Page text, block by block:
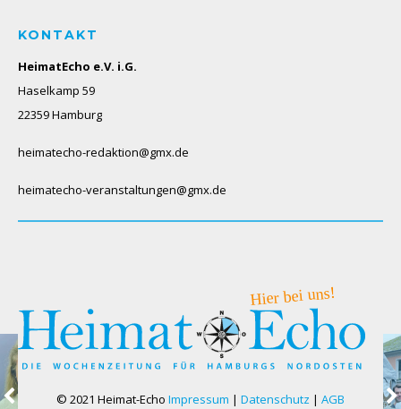
KONTAKT
HeimatEcho e.V. i.G.
Haselkamp 59
22359 Hamburg
heimatecho-redaktion@gmx.de
heimatecho-veranstaltungen@gmx.de
© 2021 Heimat-Echo Impressum | Datenschutz | AGB